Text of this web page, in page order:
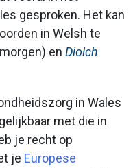
gesproken. Het kan
in Welsh te
en Diolch
in Wales
met die in
je recht op
je Europese